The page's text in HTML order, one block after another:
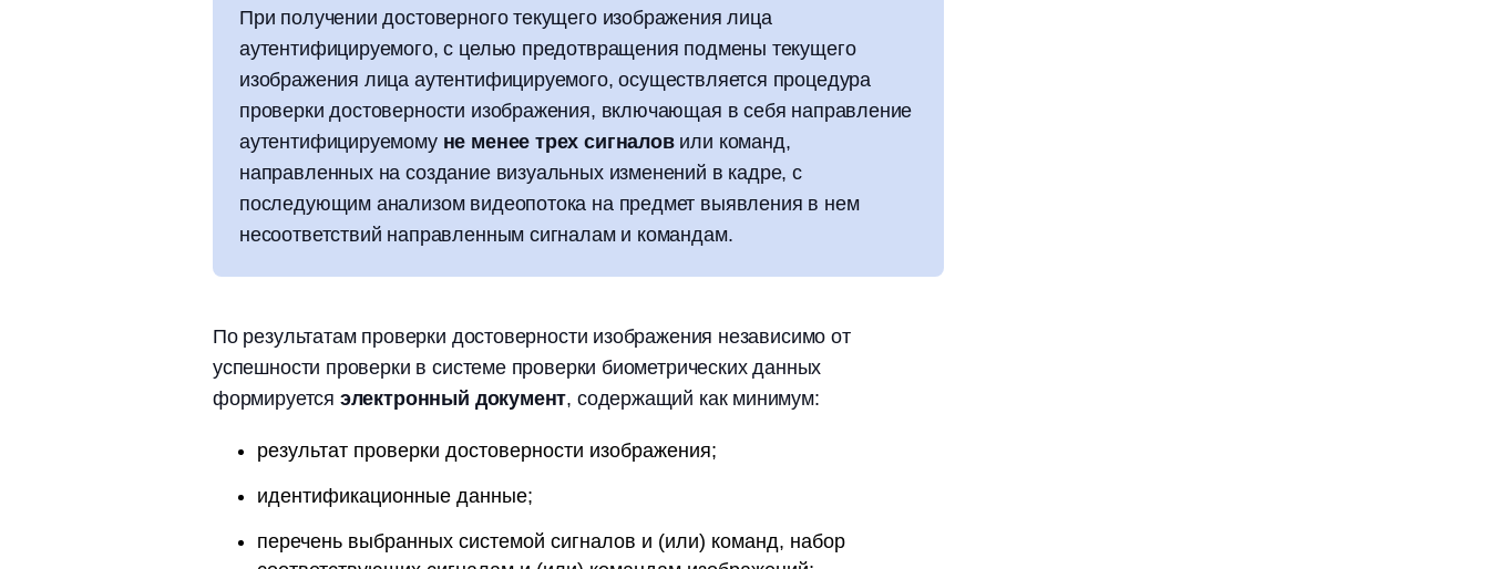
При получении достоверного текущего изображения лица
аутентифицируемого, с целью предотвращения подмены текущего
изображения лица аутентифицируемого, осуществляется процедура
проверки достоверности изображения, включающая в себя направление
аутентифицируемому не менее трех сигналовили команд,
направленных на создание визуальных изменений в кадре, с
последующим анализом видеопотока на предмет выявления в нем
несоответствий направленным сигналам и командам.
По результатам проверки достоверности изображения независимо от
успешности проверки в системе проверки биометрических данных
формируется электронный документ, содержащий как минимум:
результат проверки достоверности изображения;
идентификационные данные;
перечень выбранных системой сигналов и (или) команд, набор